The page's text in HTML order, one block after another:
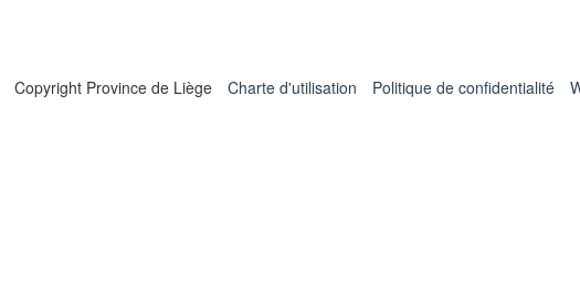
Copyright Province de Liège Charte d'utilisation Politique de confidentialité